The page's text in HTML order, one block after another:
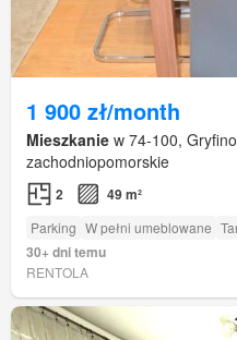
1 900 zł/month
Mieszkanie w 74-100,
zachodniopomorskie
2 49 m²
Parking W pełni umeblowane
30+ dni temu
RENTOLA